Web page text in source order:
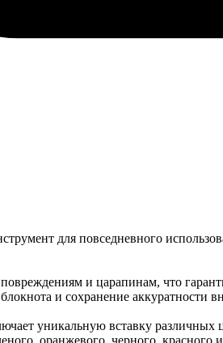
для повседневного
и царапинам, что
и сохранение аккуратности
уникальную вставку
оранжевого, черного,